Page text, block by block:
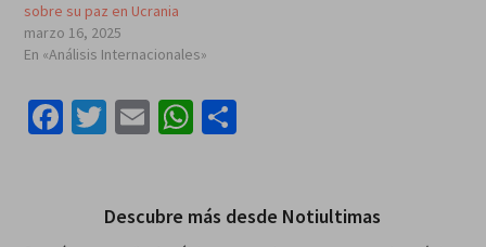
sobre su paz en Ucrania
marzo 16, 2025
En «Análisis Internacionales»
Facebook
Twitter
EmailWhatsApp
Compartir
Descubre más desde Notiultimas